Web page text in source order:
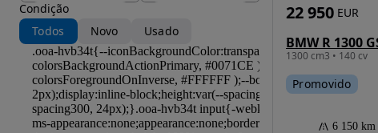
Condição
Todos
Novo Usado
1300 cm3 • 140 cv
22 950 EUR
Promovido
6 150 km